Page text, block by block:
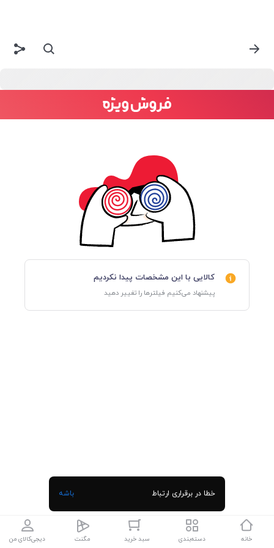
کالایی با این مشخصات پیدا نکردیم
پیشنهاد می‌کنیم فیلترها را تغییر دهید
خانه دسته‌بندی سبد خرید مگنت دیجی‌کالای من
خطا در برقراری ارتباط باشه